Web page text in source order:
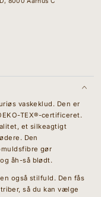
vaskeklud. Den er
TEX®-certificeret.
et silkeagtigt
Den
gør
åh-så blødt.
også stilfuld. Den fås
så du kan vælge